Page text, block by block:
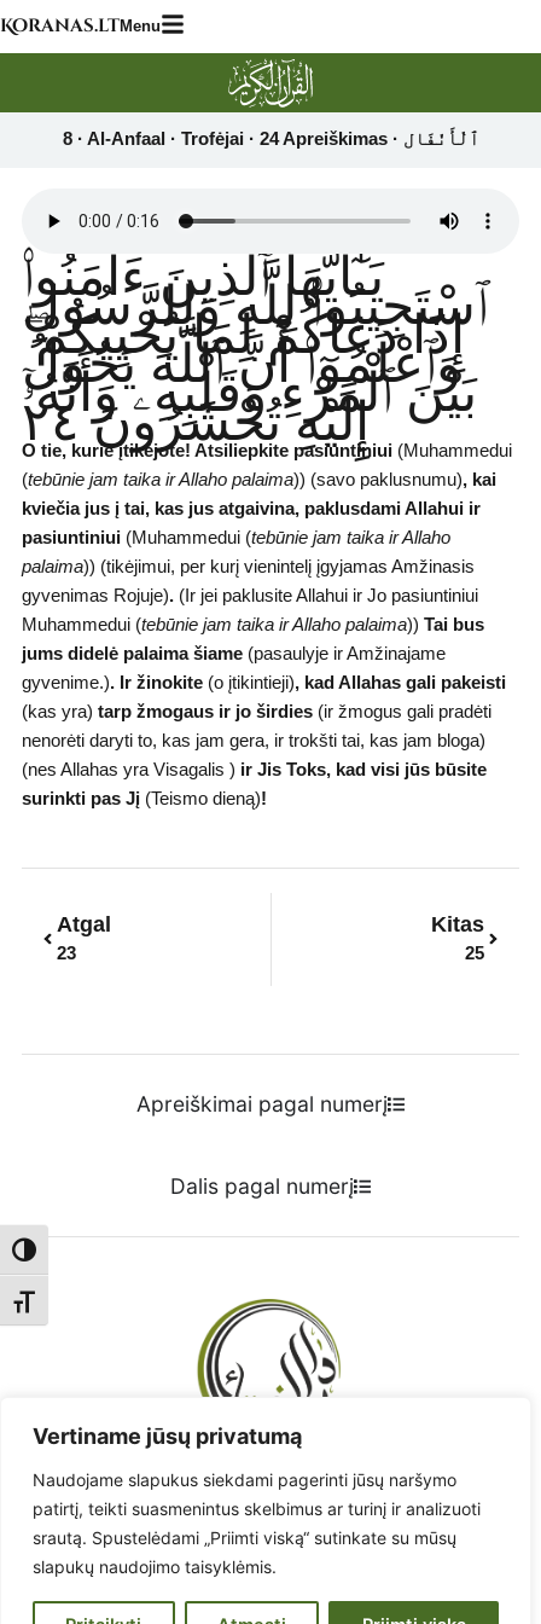
Vertiname jūsų privatumą
Naudojame slapukus siekdami pagerinti jūsų naršymo
patirtį, teikti suasmenintus skelbimus ar turinį ir analizuoti
srautą. Spustelėdami „Priimti viską“ sutinkate su mūsų
slapukų naudojimo taisyklėmis.
Toggle High Contrast
Toggle Font size
Skip
to
Koranas.ltMenu
يَـٰٓأَيُّهَا ٱلَّذِينَ ءَامَنُوا۟
ٱسْتَجِيبُوا۟ لِلَّهِ وَلِلرَّسُولِ
إِذَا دَعَاكُمْ لِمَا يُحْيِيكُمْ ۖ
وَٱعْلَمُوٓا۟ أَنَّ ٱللَّهَ يَحُولُ
بَيْنَ ٱلْمَرْءِ وَقَلْبِهِۦ وَأَنَّهُۥٓ
إِلَيْهِ تُحْشَرُونَ ٢٤
O tie, kurie įtikėjote! Atsiliepkite pasiuntiniui(Muhammedui
(tebūnie jam taika ir Allaho palaima)) (savo paklusnumu), kai
kviečia jus į tai, kas jus atgaivina, paklusdami Allahui ir
pasiuntiniui(Muhammedui (tebūnie jam taika ir Allaho
palaima)) (tikėjimui, per kurį vienintelį įgyjamas Amžinasis
gyvenimas Rojuje).(Ir jei paklusite Allahui ir Jo pasiuntiniui
Muhammedui (tebūnie jam taika ir Allaho palaima)) Tai bus
jums didelė palaima šiame(pasaulyje ir Amžinajame
gyvenime.). Ir žinokite(o įtikintieji), kad Allahas gali pakeisti
(kas yra) tarp žmogaus ir jo širdies(ir žmogus gali pradėti
nenorėti daryti to, kas jam gera, ir trokšti tai, kas jam bloga)
(nes Allahas yra Visagalis ) ir Jis Toks, kad visi jūs būsite
surinkti pas Jį(Teismo dieną)!
Atgal
23
Kitas
25
Apreiškimai pagal numerį
Dalis pagal numerį
Radote klaidą? - Praneškite!
Pranešti apie klaidą
Lietuvos musulmonų religinių bendruomenių taryba.